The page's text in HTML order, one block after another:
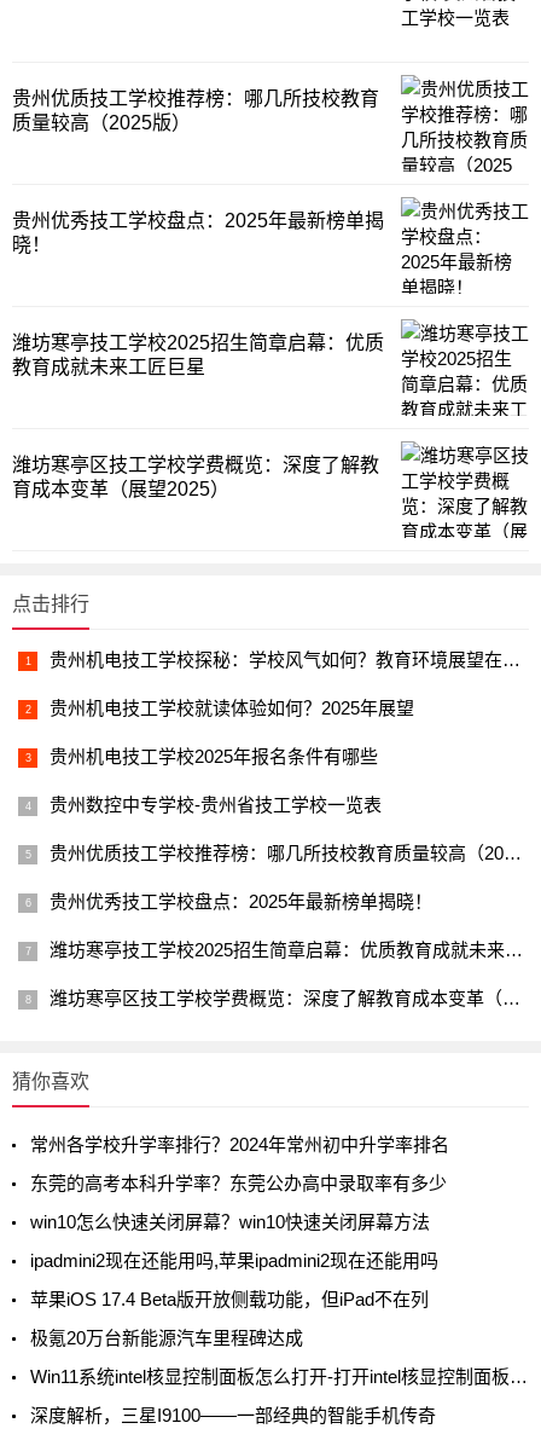
贵州优质技工学校推荐榜：哪几所技校教育
质量较高（2025版）
贵州优秀技工学校盘点：2025年最新榜单揭
晓！
潍坊寒亭技工学校2025招生简章启幕：优质
教育成就未来工匠巨星
潍坊寒亭区技工学校学费概览：深度了解教
育成本变革（展望2025）
点击排行
贵州机电技工学校探秘：学校风气如何？教育环境展望在2025年表现出怎样的质量？
贵州机电技工学校就读体验如何？2025年展望
贵州机电技工学校2025年报名条件有哪些
贵州数控中专学校-贵州省技工学校一览表
贵州优质技工学校推荐榜：哪几所技校教育质量较高（2025版）
贵州优秀技工学校盘点：2025年最新榜单揭晓！
潍坊寒亭技工学校2025招生简章启幕：优质教育成就未来工匠巨星
潍坊寒亭区技工学校学费概览：深度了解教育成本变革（展望2025）
猜你喜欢
常州各学校升学率排行？2024年常州初中升学率排名
东莞的高考本科升学率？东莞公办高中录取率有多少
win10怎么快速关闭屏幕？win10快速关闭屏幕方法
ipadmini2现在还能用吗,苹果ipadmini2现在还能用吗
苹果iOS 17.4 Beta版开放侧载功能，但iPad不在列
极氪20万台新能源汽车里程碑达成
Win11系统intel核显控制面板怎么打开-打开intel核显控制面板的方法
深度解析，三星I9100——一部经典的智能手机传奇